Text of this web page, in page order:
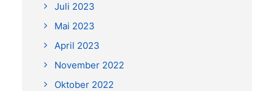
Juli 2023
Mai 2023
April 2023
November 2022
Oktober 2022